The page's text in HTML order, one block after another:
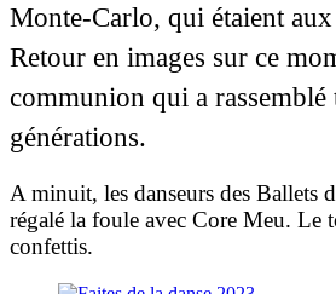
Monte-Carlo, qui étaient
Retour en images sur ce
communion qui a rassemblé
générations.
A minuit, les danseurs des Ballets
régalé la foule avec Core Meu. Le
confettis.